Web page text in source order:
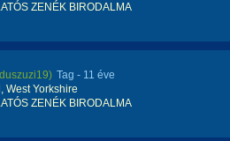
ZENÉK BIRODALMA
Tag - 11 éve
West Yorkshire
ZENÉK BIRODALMA